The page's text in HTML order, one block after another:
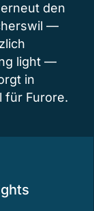
den
—
light —
in
für Furore.